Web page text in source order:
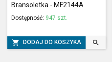
Bransoletka - MF2144A
Dostępność: 947 szt.
 DODAJ DO KOSZYKA 